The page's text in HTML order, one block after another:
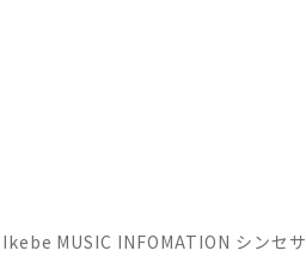
Ikebe MUSIC INFOMATION シンセ